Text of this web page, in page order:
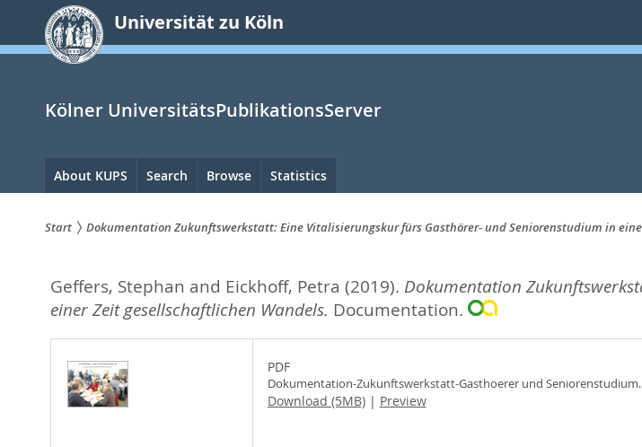
springen
Universität zu Köln
Kölner UniversitätsPublikationsServer
Hauptnavigation
About KUPS Search Browse Statistics
sind
hier:
Start Dokumentation Zukunftswerkstatt: Eine Vitalisierungskur fürs Gasthörer- und Seniorenstudium in
Geffers, Stephan and Eickhoff, Petra (2019). Dokumentation
einer Zeit gesellschaftlichen Wandels. Documentation.
PDF
Dokumentation-Zukunftswerkstatt-Gasthoerer und
Download (5MB)| Preview